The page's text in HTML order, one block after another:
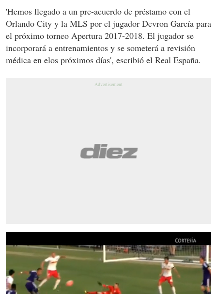
'Hemos llegado a un pre-acuerdo de préstamo con el
Orlando City y la MLS por el jugador Devron García para
el próximo torneo Apertura 2017-2018. El jugador se
incorporará a entrenamientos y se someterá a revisión
médica en elos próximos días', escribió el Real España.